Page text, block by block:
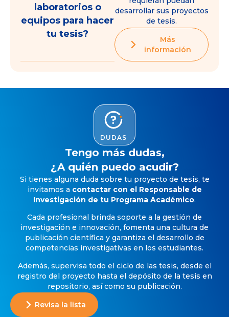
laboratorios o
equipos para hacer
tu tesis?
desarrollar sus proyectos
de tesis.
Más
información
DUDAS
Tengo más dudas,
¿A quién puedo acudir?
Si tienes alguna duda sobre tu proyecto de tesis, te
invitamos a contactar con el Responsable de
Investigación de tu Programa Académico.
Cada profesional brinda soporte a la gestión de
investigación e innovación, fomenta una cultura de
publicación científica y garantiza el desarrollo de
competencias investigativas en los estudiantes.
Además, supervisa todo el ciclo de las tesis, desde el
registro del proyecto hasta el depósito de la tesis en
repositorio, así como su publicación.
Revisa la lista